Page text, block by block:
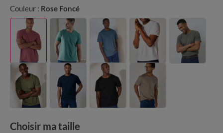
Couleur : Rose Foncé
Choisir ma taille